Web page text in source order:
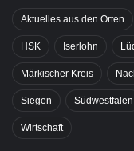
Aktuelles aus den Orten
HSK Iserlohn
Märkischer Kreis
Siegen Südwestfalen
Wirtschaft